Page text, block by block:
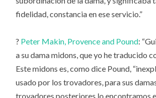
fidelidad, constancia en ese servicio.”
? Peter Makin, Provence and Pound:
a su dama midons, que yo he traducido
Este midons es, como dice Pound,
usado por los trovadores, para sus
trovadores posteriores lo encontramos